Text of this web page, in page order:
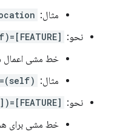
مثال:
نحو: [FEATURE]=(self)
خط مشی اعمال
مثال:
نحو: [FEATURE]=(self [ORIGIN(s)])
خط مشی برای